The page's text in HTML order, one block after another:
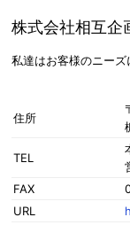
株式会社相互企
私達はお客様のニーズ
住所
TEL
FAX
URL